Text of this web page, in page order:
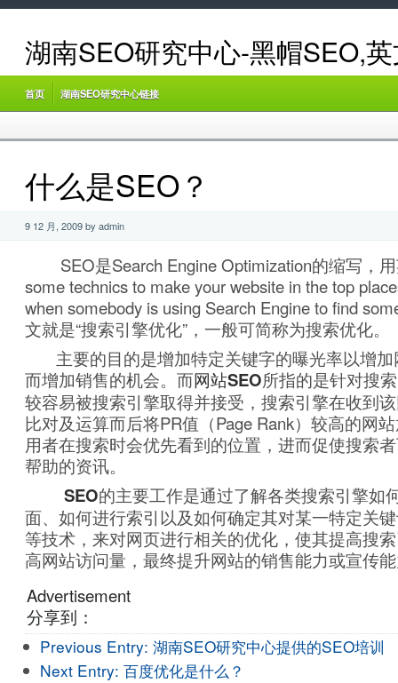
湖南SEO研究中心-黑帽SEO,
首页 湖南SEO研究中心链接
什么是SEO？
9 12 月, 2009 by admin
SEO是Search Engine Optimization的缩写，用
some technics to make your website in the top
when somebody is using Search Engine to find
文就是“搜索引擎优化”，一般可简称为搜索优化。
主要的目的是增加特定关键字的曝光率以增加
而增加销售的机会。而网站SEO所指的是针对搜
较容易被搜索引擎取得并接受，搜索引擎在收到
比对及运算而后将PR值（Page Rank）较高的网
用者在搜索时会优先看到的位置，进而促使搜索
帮助的资讯。
SEO的主要工作是通过了解各类搜索引擎如
面、如何进行索引以及如何确定其对某一特定关
等技术，来对网页进行相关的优化，使其提高搜
高网站访问量，最终提升网站的销售能力或宣传
Advertisement
分享到：
Previous Entry: 湖南SEO研究中心提供的SEO培训
Next Entry: 百度优化是什么？